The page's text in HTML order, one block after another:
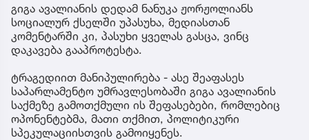
გიგა ავალიანის დედამ ნანუკა ჟორჟოლიანს
სოციალურ ქსელში უპასუხა, მედიასთან
კომენტარში კი, პასუხი ყველას გასცა, ვინც
დაკავება გააპროტესტა.
ტრაგედიით მანიპულირება - ასე შეაფასეს
საპარლამენტო უმრავლესობაში გიგა ავალიანის
საქმეზე გამოთქმული ის შეფასებები, რომლებიც
ოპონენტებმა, მათი თქმით, პოლიტიკური
სპეკულაციისთვის გამოიყენეს.